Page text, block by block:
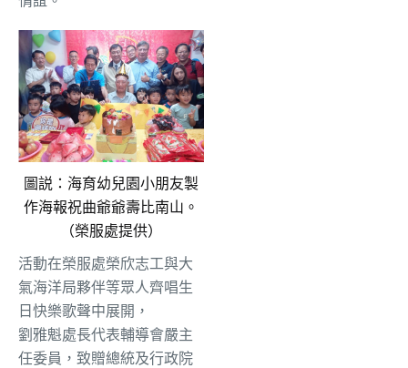
圖説：海育幼兒園小朋友製
作海報祝曲爺爺壽比南山。
（榮服處提供）
活動在榮服處榮欣志工與大
氣海洋局夥伴等眾人齊唱生
日快樂歌聲中展開，
劉雅魁處長代表輔導會嚴主
任委員，致贈總統及行政院